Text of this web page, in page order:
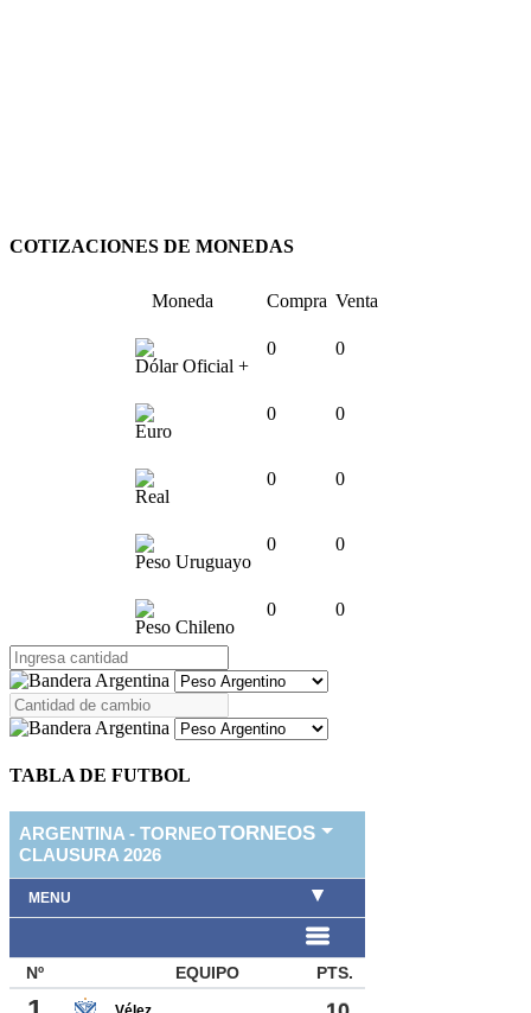
COTIZACIONES DE MONEDAS
Moneda Compra Venta
Dólar Oficial +
0 0
Euro
0 0
Real
0 0
Peso Uruguayo
0 0
Peso Chileno
0 0
TABLA DE FUTBOL